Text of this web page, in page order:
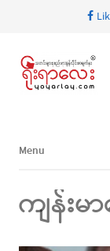
Menu
Menu
ကျန်းမ